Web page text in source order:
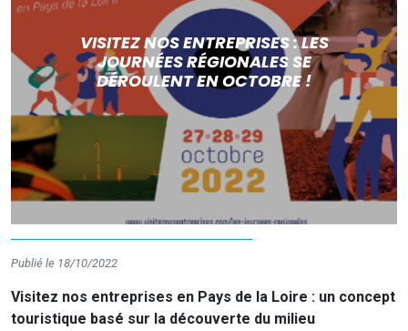
VISITEZ NOS ENTREPRISES : LES
JOURNÉES RÉGIONALES SE
DÉROULENT EN OCTOBRE !
Publié le 18/10/2022
Visitez nos entreprises en Pays de la Loire : un concept
touristique basé sur la découverte du milieu